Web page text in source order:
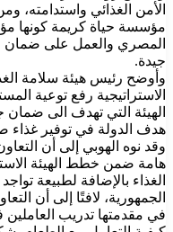
الأمن الغذائي واستدامته،
مؤسسة حياة كريمة كونها
المصري والعمل على ضمان
جيدة.
وأوضح رئيس هيئة سلامة
الاستراتيجية رفع توعية
الهيئة التي تهدف الى
هدف الدولة في توفير غذاء
وقد نوه الهوبي إلى أن
هامة ضمن خطط الهيئة
الغذاء بالإضافة لطبيعة
الجمهورية، لافتًا إلى أن
في مقدمتها تدريب